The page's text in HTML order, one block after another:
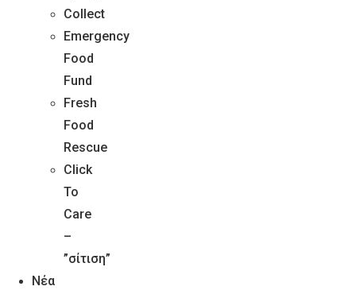
Collect
Emergency
Food
Fund
Fresh
Food
Rescue
Click
To
Care
–
”σίτιση”
Νέα